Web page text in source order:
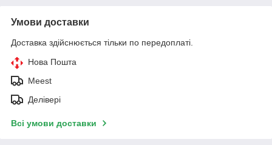
Умови доставки
Доставка здійснюється тільки по передоплаті.
Нова Пошта
Meest
Делівері
Всі умови доставки